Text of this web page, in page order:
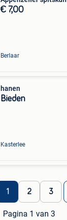
€ 7,00
Berlaar
hanen
Bieden
Kasterlee
1 2 3
Pagina 1 van 3